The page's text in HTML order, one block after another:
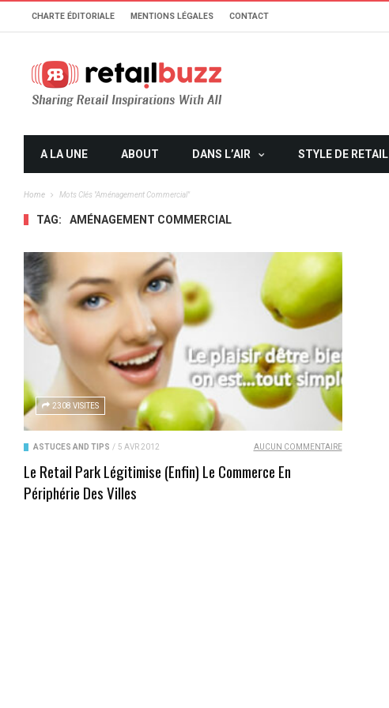
CHARTE ÉDITORIALE MENTIONS LÉGALES CONTACT
A LA UNE ABOUT DANS L’AIR STYLE DE RETAIL
Home Mots Clés "aménagement Commercial"
TAG: AMÉNAGEMENT COMMERCIAL
2308 VISITES
ASTUCES AND TIPS / 5 AVR 2012 AUCUN COMMENTAIRE
Le Retail Park Légitimise (enfin) Le Commerce En
Périphérie Des Villes